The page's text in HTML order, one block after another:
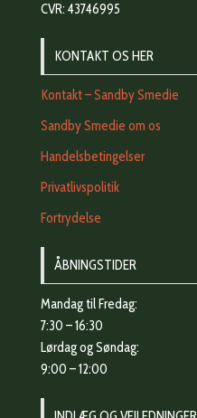
CVR: 43746995
KONTAKT OS HER
Kontakt – Sandby Smedie
Sandby Smedie om os
Handelsbetingelser
Privatlivspolitik
Fortrydelse
ÅBNINGSTIDER
Mandag til Fredag:
7:30 – 16:30
Lørdag og Søndag:
9:00 – 12:00